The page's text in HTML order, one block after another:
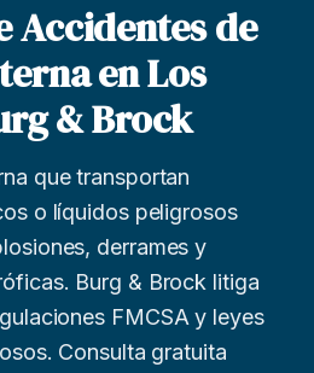
Accidentes de
en Los
& Brock
que transportan
o líquidos peligrosos
derrames y
Burg & Brock litiga
FMCSA y leyes
Consulta gratuita